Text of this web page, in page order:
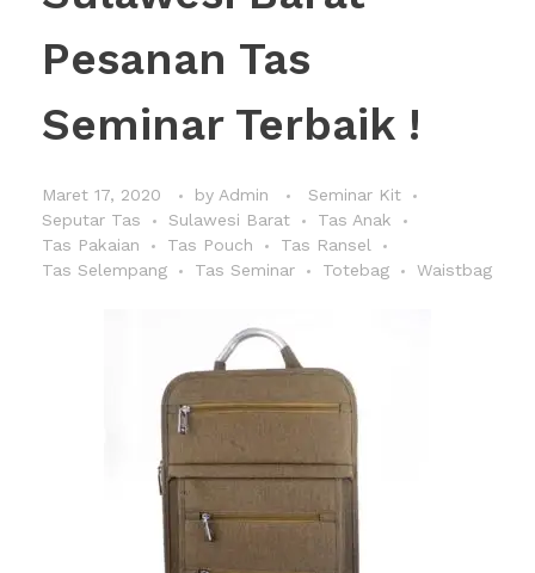
Pesanan Tas
Seminar Terbaik !
Maret 17, 2020 by Admin
Seminar Kit
Seputar Tas
Sulawesi Barat
Tas Anak
Tas Pakaian
Tas Pouch
Tas Ransel
Tas Selempang
Tas Seminar Totebag Waistbag